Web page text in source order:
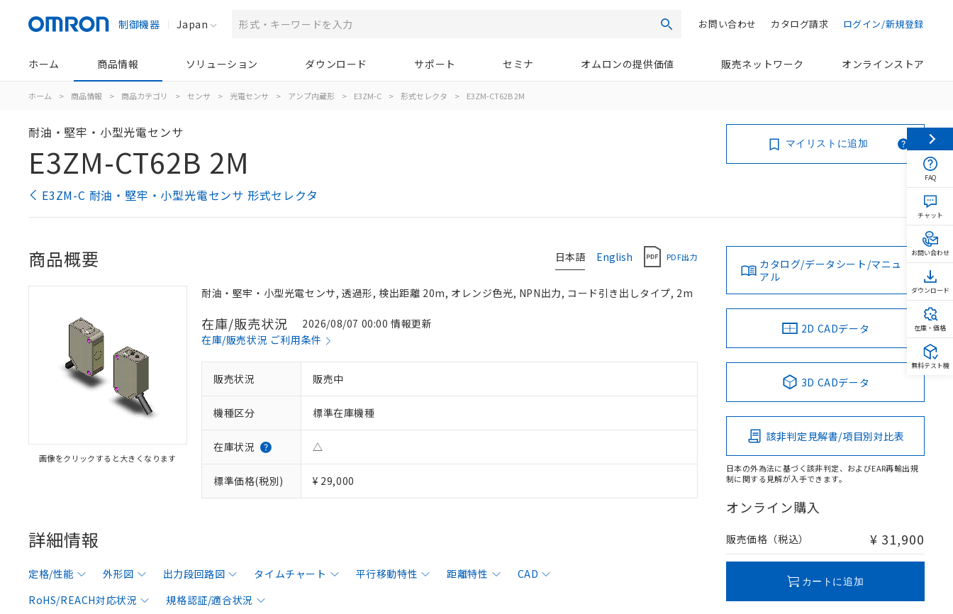
制御機器 Japan 検索 ログイン/新規登録
カタログ請求
お問い合わせ
ホーム 商品情報 ソリューション ダウンロード サポート セミナ オムロンの提供価値 販売ネットワーク オンラインストア
ホーム > 商品情報 > 商品カテゴリ > センサ > 光電センサ > アンプ内蔵形 > E3ZM-C > 形式セレクタ > E3ZM-CT62B 2M
耐油・堅牢・小型光電センサ
E3ZM-CT62B 2M
E3ZM-C 耐油・堅牢・小型光電センサ 形式セレクタ
マイリストに追加
日本語 English PDF出力
商品概要
画像をクリックすると大きくなります
耐油・堅牢・小型光電センサ, 透過形, 検出距離 20m, オレンジ色光, NPN出力, コード引き出しタイプ, 2m
在庫/販売状況
2026/08/07 00:00 情報更新
在庫/販売状況 ご利用条件
販売状況 販売中
機種区分 標準在庫機種
在庫状況 △
標準価格(税別) ¥ 29,000
詳細情報
定格/性能 外形図 出力段回路図 タイムチャート 平行移動特性 距離特性
CAD
RoHS/REACH対応状況
規格認証/適合状況
カタログ/データシート/マニュ
アル
2D CADデータ
3D CADデータ
該非判定見解書/項目別対比表
日本の外為法に基づく該非判定、およびEAR再輸出規
制に関する見解が入手できます。
オンライン購入
販売価格（税込） ¥ 31,900
カートに追加
FAQ
チャット
お問い合わせ
ダウンロード
在庫・価格
無料テスト機